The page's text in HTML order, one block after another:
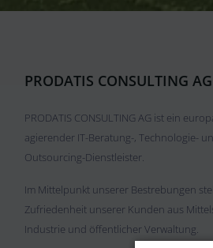
PRODATIS CONSULTING AG
PRODATIS CONSULTING AG ist ein
agierender IT-Beratung-, Technologie-
Outsourcing-Dienstleister.
Im Mittelpunkt unserer Bestrebungen
Zufriedenheit unserer Kunden aus
Industrie und öffentlicher Verwaltung.